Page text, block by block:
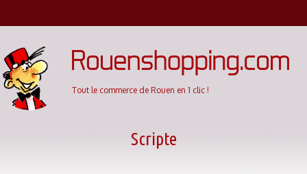
Tout le commerce de Rouen en 1 clic !
Scripte